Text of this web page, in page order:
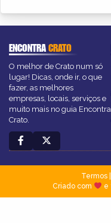
ENCONTRACRATO
O melhor de Crato num só
lugar! Dicas, onde ir, o que
fazer, as melhores
empresas, locais, serviços e
muito mais no guia Encontra
Crato.
Termos|
Criado com
e